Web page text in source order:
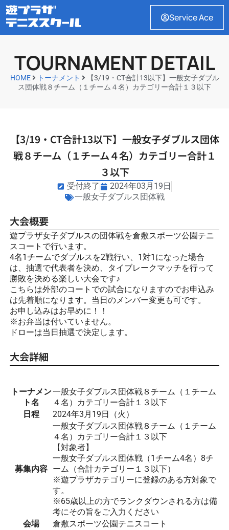
Service Ace
TOURNAMENT DETAIL
HOME トーナメント
【3/19・CT合計13以下】一般女子ダブル
ス団体戦８チーム（１チーム４名）カテゴリー合計１３以下
【3/19・CT合計13以下】一般女子ダブルス団体
戦８チーム（１チーム４名）カテゴリー合計１
３以下
受付終了
2024年03月19日
一般女子ダブルス団体戦
大会概要
遊プラザ女子ダブルスの団体戦を倉敷スポーツ公園テニ
スコートで行います。
4名1チームでダブルスを2戦行い、1対1になった場合
は、抽選で代表者を決め、タイブレークマッチを行って
勝敗を決める楽しい大会です♪
こちらは外部のコートでの試合になりますのでお申込み
は先着順になります。当日のメンバー変更も可です。
お申し込みはお早めに！！
※お弁当は付いていません。
ドローは当日抽選で決定します。
大会詳細
トーナメン
ト名
一般女子ダブルス団体戦８チーム（１チーム
４名）カテゴリー合計１３以下
日程
2024年3月19日（火）
募集内容
一般女子ダブルス団体戦８チーム（１チーム
４名）カテゴリー合計１３以下
【対象者】
一般女子ダブルス団体戦（1チーム4名）8チ
ーム（合計カテゴリー１３以下）
※遊プラザカテゴリーに登録のある方対象で
す。
※65歳以上の方でランクダウンされる方は備
考にその旨をご入力ください
会場
倉敷スポーツ公園テニスコート